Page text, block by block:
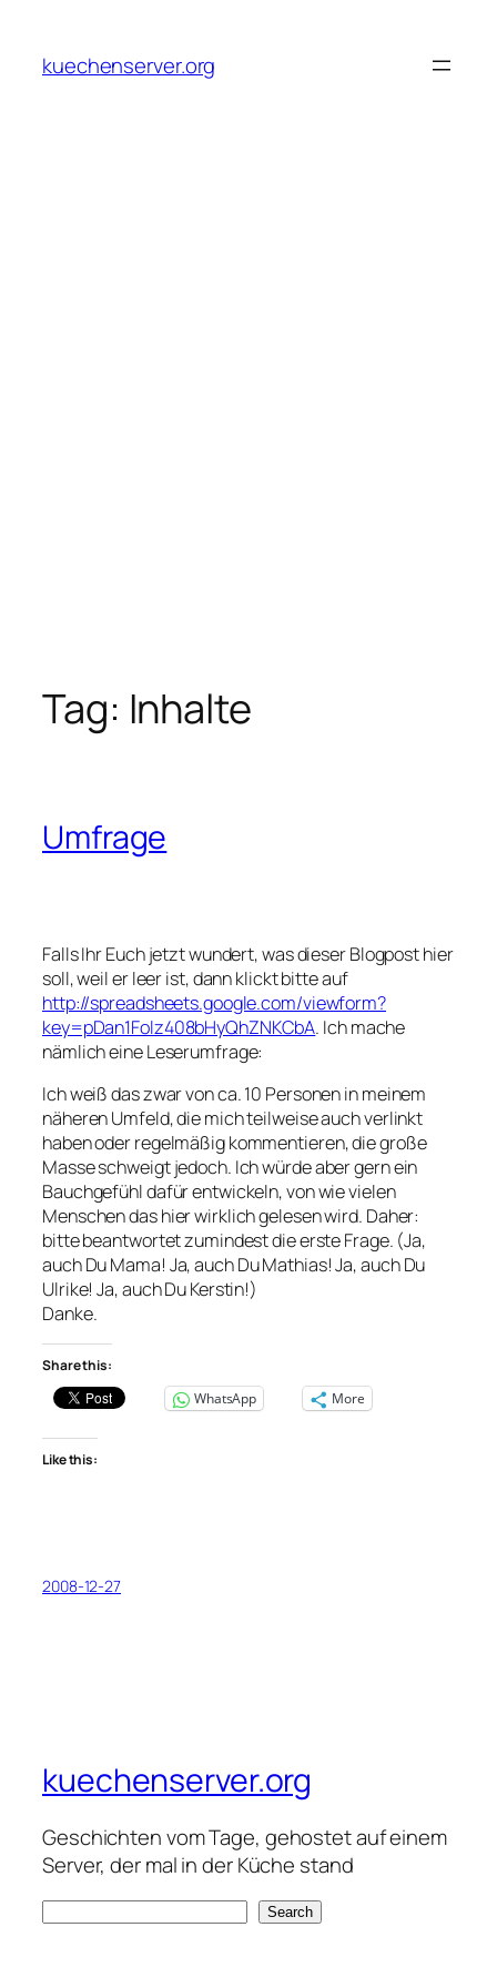
content
kuechenserver.org
Tag: Inhalte
Umfrage
Falls Ihr Euch jetzt wundert, was dieser Blogpost hier
soll, weil er leer ist, dann klickt bitte auf
http://spreadsheets.google.com/viewform?
key=pDan1Folz408bHyQhZNKCbA. Ich mache
nämlich eine Leserumfrage:
Ich weiß das zwar von ca. 10 Personen in meinem
näheren Umfeld, die mich teilweise auch verlinkt
haben oder regelmäßig kommentieren, die große
Masse schweigt jedoch. Ich würde aber gern ein
Bauchgefühl dafür entwickeln, von wie vielen
Menschen das hier wirklich gelesen wird. Daher:
bitte beantwortet zumindest die erste Frage. (Ja,
auch Du Mama! Ja, auch Du Mathias! Ja, auch Du
Ulrike! Ja, auch Du Kerstin!)
Danke.
Share this:
WhatsApp
More
Like this:
2008-12-27
kuechenserver.org
Geschichten vom Tage, gehostet auf einem
Server, der mal in der Küche stand
Search